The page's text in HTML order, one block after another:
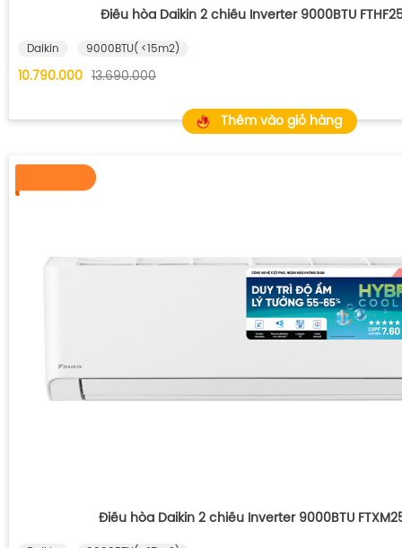
Điều hòa Daikin 2 chiều Inverter 9000BTU
Daikin 9000BTU( <15m2)
10.790.000 13.690.000
Thêm vào giỏ hàng
Điều hòa Daikin 2 chiều Inverter 9000BTU